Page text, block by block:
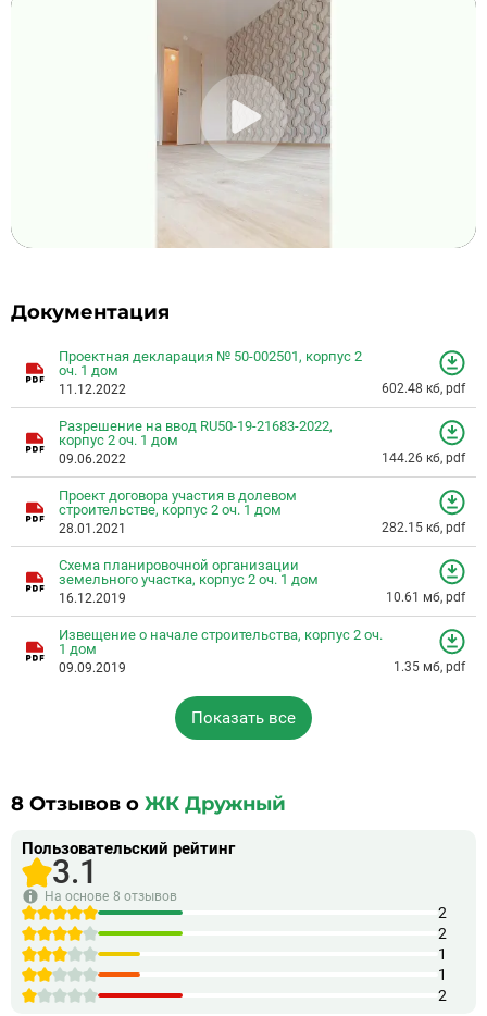
Документация
Проектная декларация № 50-002501, корпус 2
оч. 1 дом
11.12.2022 602.48 кб, pdf
Разрешение на ввод RU50-19-21683-2022,
корпус 2 оч. 1 дом
09.06.2022 144.26 кб, pdf
Проект договора участия в долевом
строительстве, корпус 2 оч. 1 дом
28.01.2021 282.15 кб, pdf
Схема планировочной организации
земельного участка, корпус 2 оч. 1 дом
16.12.2019 10.61 мб, pdf
Извещение о начале строительства, корпус 2 оч.
1 дом
09.09.2019 1.35 мб, pdf
Показать все
8 Отзывов о ЖК Дружный
Пользовательский рейтинг
3.1
На основе 8 отзывов
2
2
1
1
2